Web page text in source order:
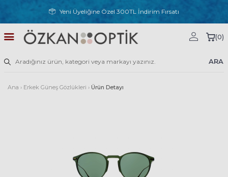
Yeni Üyeliğine Özel 300TL İndirim Fırsatı
ARA
(0)
Ana › Erkek Güneş Gözlükleri › Ürün Detayı